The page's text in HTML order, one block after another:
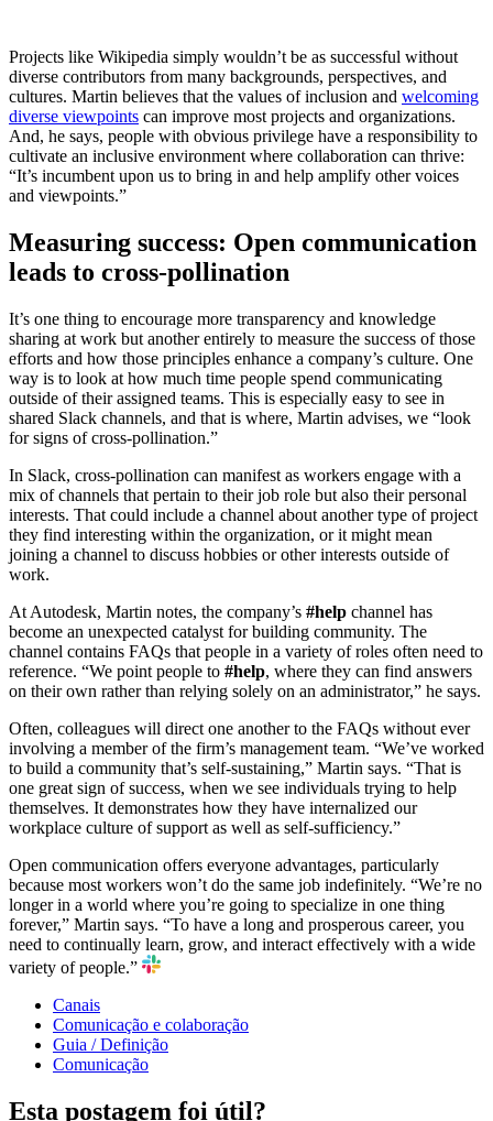
Projects like Wikipedia simply wouldn’t be as successful without
diverse contributors from many backgrounds, perspectives, and
cultures. Martin believes that the values of inclusion and welcoming
diverse viewpoints can improve most projects and organizations.
And, he says, people with obvious privilege have a responsibility to
cultivate an inclusive environment where collaboration can thrive:
“It’s incumbent upon us to bring in and help amplify other voices
and viewpoints.”
Measuring success: Open communication
leads to cross-pollination
It’s one thing to encourage more transparency and knowledge
sharing at work but another entirely to measure the success of those
efforts and how those principles enhance a company’s culture. One
way is to look at how much time people spend communicating
outside of their assigned teams. This is especially easy to see in
shared Slack channels, and that is where, Martin advises, we “look
for signs of cross-pollination.”
In Slack, cross-pollination can manifest as workers engage with a
mix of channels that pertain to their job role but also their personal
interests. That could include a channel about another type of project
they find interesting within the organization, or it might mean
joining a channel to discuss hobbies or other interests outside of
work.
At Autodesk, Martin notes, the company’s #help channel has
become an unexpected catalyst for building community. The
channel contains FAQs that people in a variety of roles often need to
reference. “We point people to #help, where they can find answers
on their own rather than relying solely on an administrator,” he says.
Often, colleagues will direct one another to the FAQs without ever
involving a member of the firm’s management team. “We’ve worked
to build a community that’s self-sustaining,” Martin says. “That is
one great sign of success, when we see individuals trying to help
themselves. It demonstrates how they have internalized our
workplace culture of support as well as self-sufficiency.”
Open communication offers everyone advantages, particularly
because most workers won’t do the same job indefinitely. “We’re no
longer in a world where you’re going to specialize in one thing
forever,” Martin says. “To have a long and prosperous career, you
need to continually learn, grow, and interact effectively with a wide
variety of people.”
Canais
Comunicação e colaboração
Guia / Definição
Comunicação
Esta postagem foi útil?